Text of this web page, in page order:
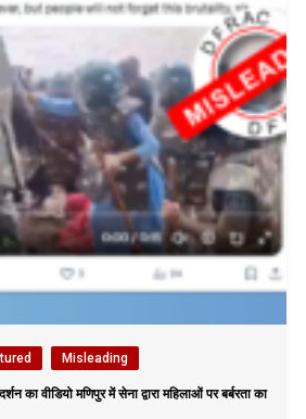
Misleading
का वीडियो मणिपुर में सेना द्वारा महिलाओं पर बर्बरता का